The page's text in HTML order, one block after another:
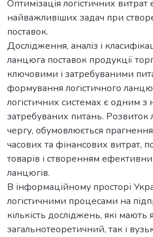
Оптимізація логістичних витрат
найважливіших задач при
поставок.
Дослідження, аналіз і
ланцюга поставок продукції
ключовими і затребуваними
формування логістичного
логістичних системах є одним з
затребуваних питань. Розвиток
чергу, обумовлюється
часових та фінансових витрат,
товарів і створенням
ланцюгів.
В інформаційному просторі
логістичними процесами на
кількість досліджень, які мають
загальнотеоретичний, так і